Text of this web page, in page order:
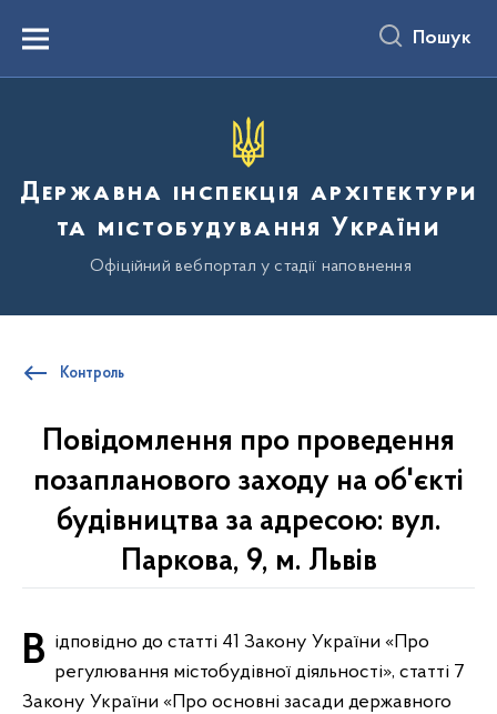
вмістуMenu Пошук
Державна інспекція архітектури
та містобудування України
Офіційний вебпортал у стадії наповнення
Контроль
Повідомлення про проведення
позапланового заходу на об'єкті
будівництва за адресою: вул.
Паркова, 9, м. Львів
Відповідно до статті 41 Закону України «Про регулювання містобудівної діяльності», статті 7
Закону України «Про основні засади державного